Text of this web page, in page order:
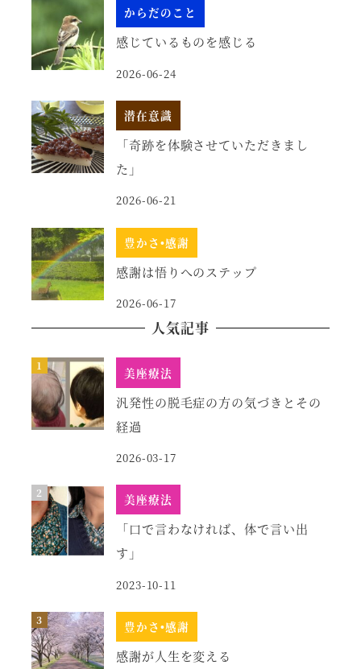
からだのこと
感じているものを感じる
2026-06-24
潜在意識
「奇跡を体験させていただきまし
た」
2026-06-21
豊かさ•感謝
感謝は悟りへのステップ
2026-06-17
人気記事
美座療法
汎発性の脱毛症の方の気づきとその
経過
2026-03-17
美座療法
「口で言わなければ、体で言い出
す」
2023-10-11
豊かさ•感謝
感謝が人生を変える